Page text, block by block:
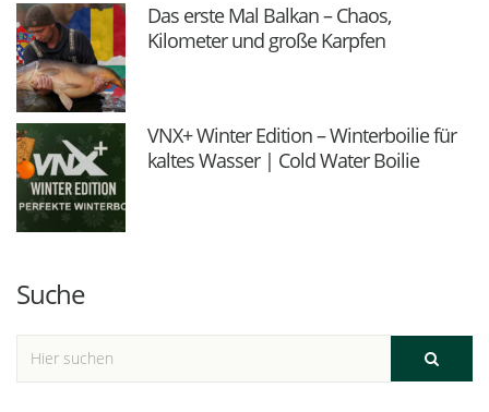
Das erste Mal Balkan – Chaos,
Kilometer und große Karpfen
VNX+ Winter Edition – Winterboilie für
kaltes Wasser | Cold Water Boilie
Suche